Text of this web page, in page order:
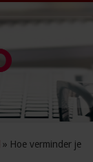
» Hoe verminder je